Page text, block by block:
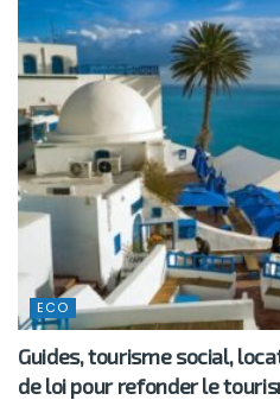
ECO
Guides, tourisme social,
de loi pour refonder le